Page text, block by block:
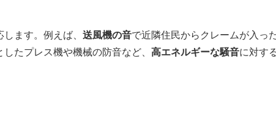
ます。例えば、 送風機の音で近隣住民からクレームが入った
したプレス機や機械の防音など、 高エネルギーな騒音に対す